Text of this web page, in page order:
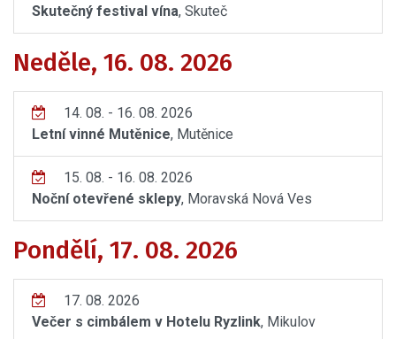
Skutečný festival vína, Skuteč
Neděle, 16. 08. 2026
14. 08. - 16. 08. 2026
Letní vinné Mutěnice, Mutěnice
15. 08. - 16. 08. 2026
Noční otevřené sklepy, Moravská Nová Ves
Pondělí, 17. 08. 2026
17. 08. 2026
Večer s cimbálem v Hotelu Ryzlink, Mikulov